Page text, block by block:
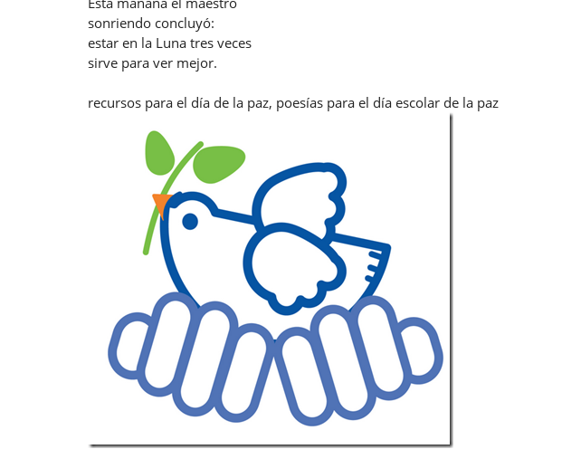
sonriendo concluyó:
estar en la Luna tres veces
sirve para ver mejor.
recursos para el día de la paz, poesías para el día escolar de la paz